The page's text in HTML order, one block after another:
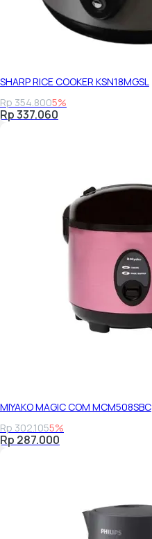
SHARP RICE COOKER KSN18MGSL
Rp 354.8005%
Rp 337.060
MIYAKO MAGIC COM MCM508SBC
Rp 302.1055%
Rp 287.000